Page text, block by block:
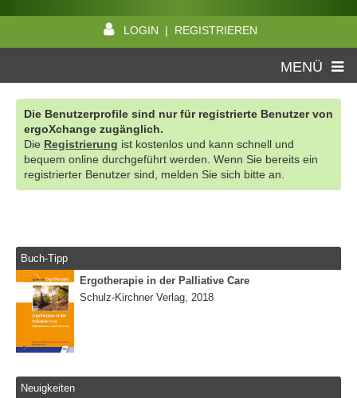
LOGIN | REGISTRIEREN
MENÜ
Die Benutzerprofile sind nur für registrierte Benutzer von
ergoXchange zugänglich.
Die Registrierung ist kostenlos und kann schnell und
bequem online durchgeführt werden. Wenn Sie bereits ein
registrierter Benutzer sind, melden Sie sich bitte an.
Buch-Tipp
Ergotherapie in der Palliative Care
Schulz-Kirchner Verlag, 2018
Neuigkeiten